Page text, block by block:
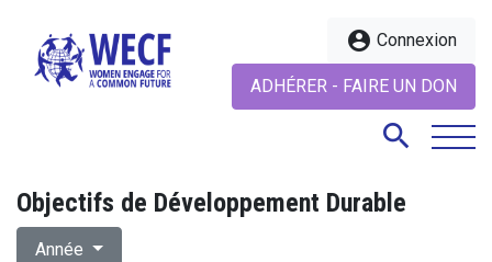
account_circle Connexion
ADHÉRER - FAIRE UN DON
search
Objectifs de Développement Durable
Année